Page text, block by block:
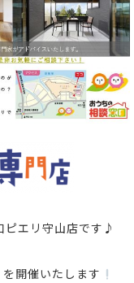
ピエリ守山店です♪
を開催いたします